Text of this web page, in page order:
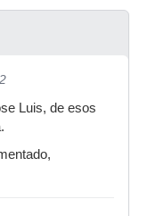
Luis, de esos